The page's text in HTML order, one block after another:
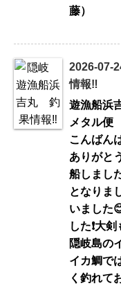
藤）
2026-
情報‼️
遊漁船浜
メタル
こんばん
ありがと
船しまし
となりま
いました
した❗️大
隠岐島の
イカ鯛で
く釣れて